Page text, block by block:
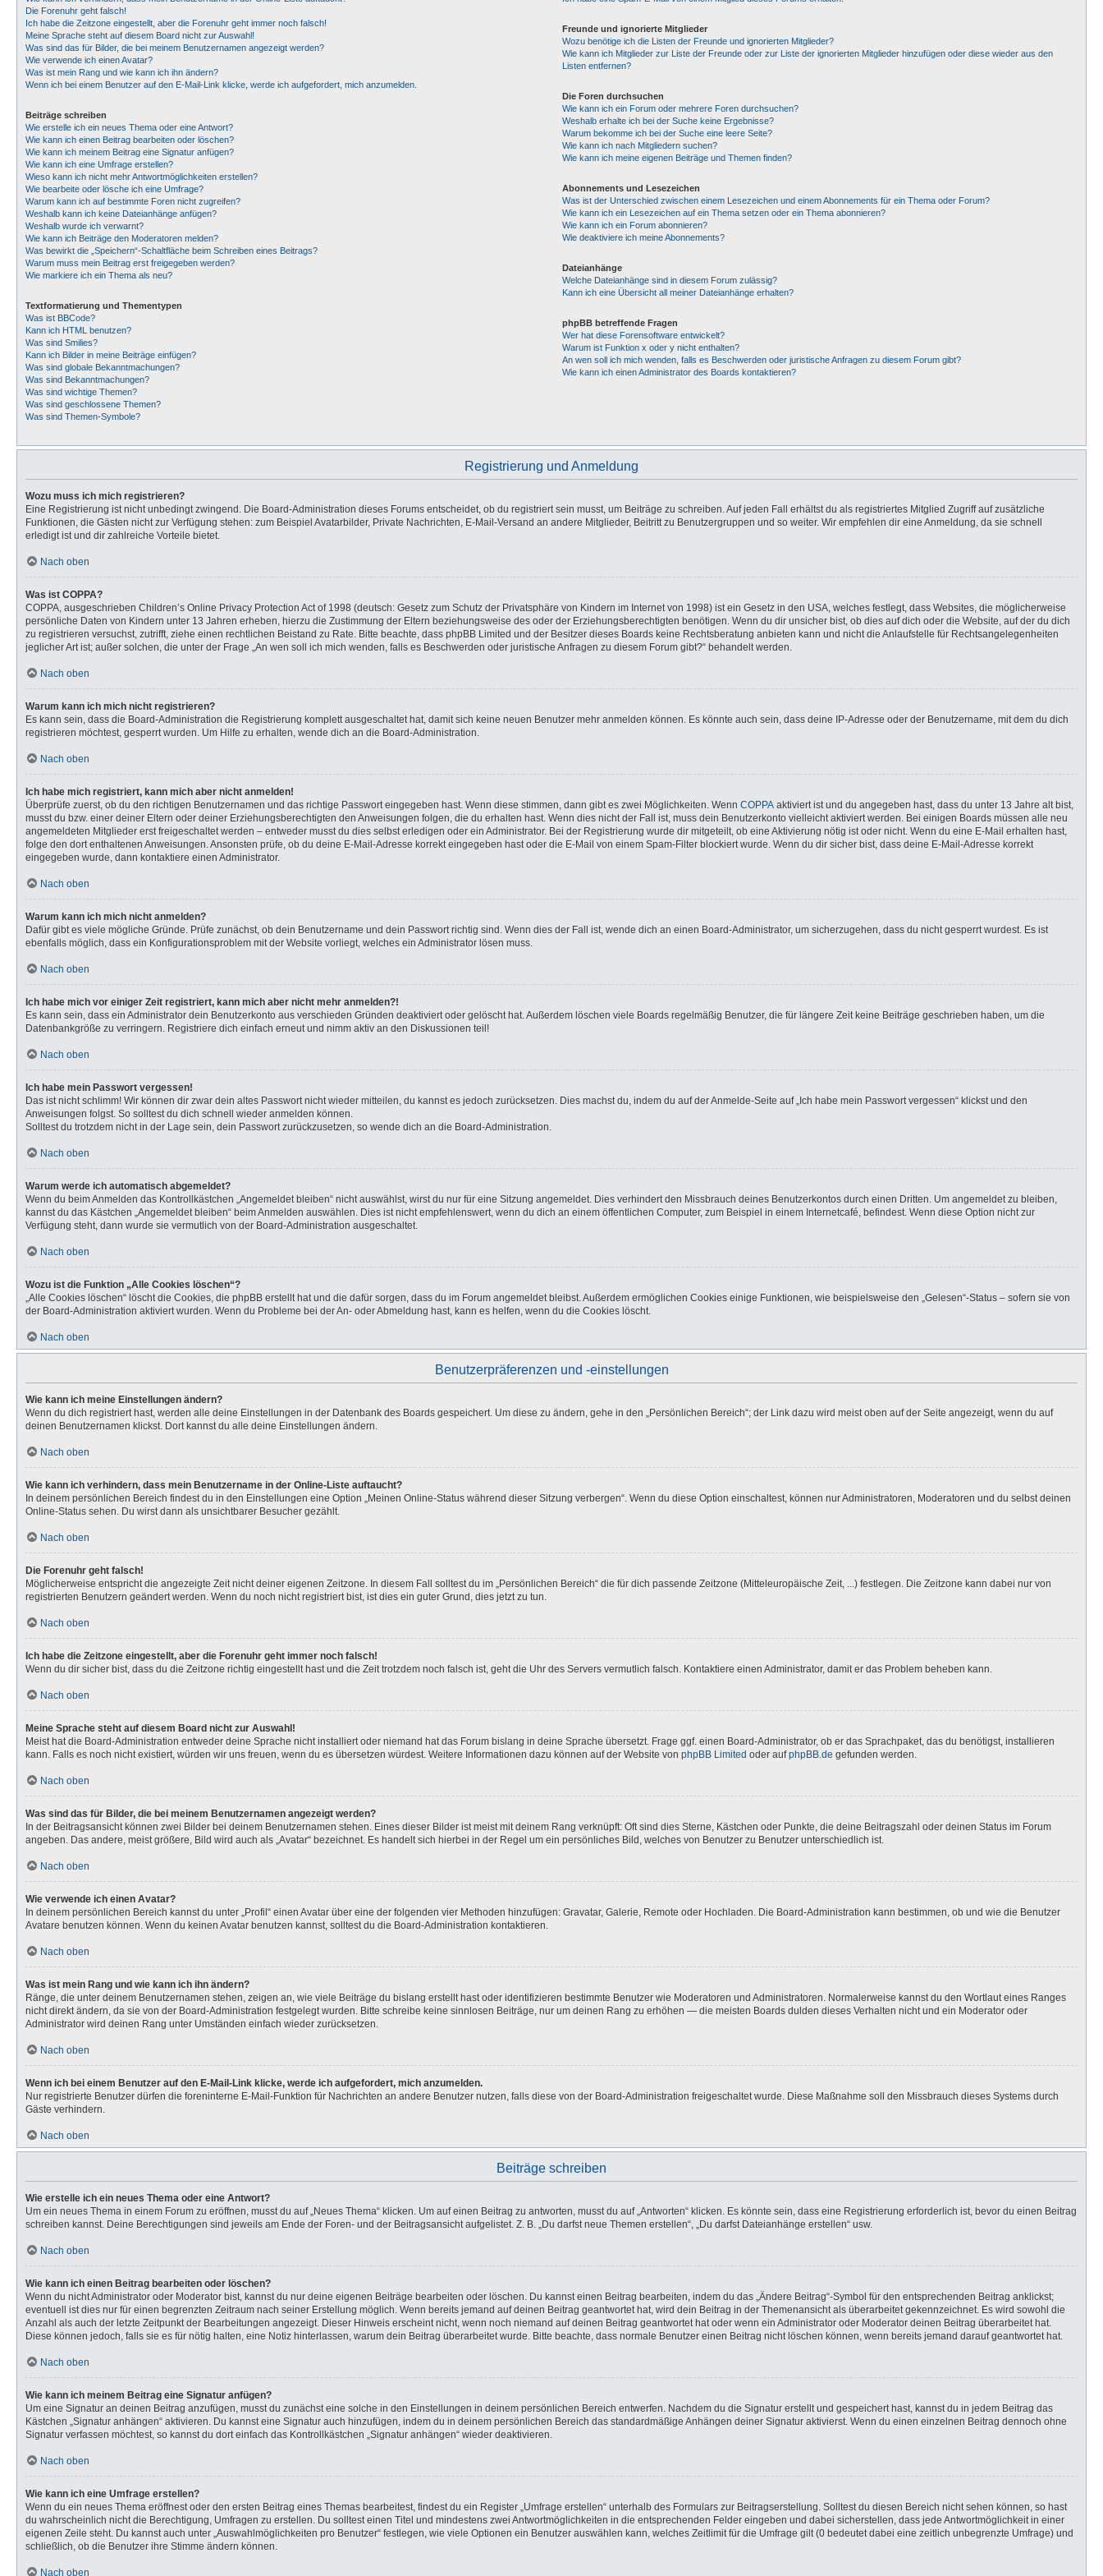
Die Forenuhr geht falsch!
Ich habe die Zeitzone eingestellt, aber die Forenuhr geht immer noch falsch!
Meine Sprache steht auf diesem Board nicht zur Auswahl!
Was sind das für Bilder, die bei meinem Benutzernamen angezeigt werden?
Wie verwende ich einen Avatar?
Was ist mein Rang und wie kann ich ihn ändern?
Wenn ich bei einem Benutzer auf den E-Mail-Link klicke, werde ich aufgefordert, mich anzumelden.
Beiträge schreiben
Wie erstelle ich ein neues Thema oder eine Antwort?
Wie kann ich einen Beitrag bearbeiten oder löschen?
Wie kann ich meinem Beitrag eine Signatur anfügen?
Wie kann ich eine Umfrage erstellen?
Wieso kann ich nicht mehr Antwortmöglichkeiten erstellen?
Wie bearbeite oder lösche ich eine Umfrage?
Warum kann ich auf bestimmte Foren nicht zugreifen?
Weshalb kann ich keine Dateianhänge anfügen?
Weshalb wurde ich verwarnt?
Wie kann ich Beiträge den Moderatoren melden?
Was bewirkt die „Speichern“-Schaltfläche beim Schreiben eines Beitrags?
Warum muss mein Beitrag erst freigegeben werden?
Wie markiere ich ein Thema als neu?
Textformatierung und Thementypen
Was ist BBCode?
Kann ich HTML benutzen?
Was sind Smilies?
Kann ich Bilder in meine Beiträge einfügen?
Was sind globale Bekanntmachungen?
Was sind Bekanntmachungen?
Was sind wichtige Themen?
Was sind geschlossene Themen?
Was sind Themen-Symbole?
Freunde und ignorierte Mitglieder
Wozu benötige ich die Listen der Freunde und ignorierten Mitglieder?
Wie kann ich Mitglieder zur Liste der Freunde oder zur Liste der ignorierten Mitglieder hinzufügen oder diese wieder aus den
Listen entfernen?
Die Foren durchsuchen
Wie kann ich ein Forum oder mehrere Foren durchsuchen?
Weshalb erhalte ich bei der Suche keine Ergebnisse?
Warum bekomme ich bei der Suche eine leere Seite?
Wie kann ich nach Mitgliedern suchen?
Wie kann ich meine eigenen Beiträge und Themen finden?
Abonnements und Lesezeichen
Was ist der Unterschied zwischen einem Lesezeichen und einem Abonnements für ein Thema oder Forum?
Wie kann ich ein Lesezeichen auf ein Thema setzen oder ein Thema abonnieren?
Wie kann ich ein Forum abonnieren?
Wie deaktiviere ich meine Abonnements?
Dateianhänge
Welche Dateianhänge sind in diesem Forum zulässig?
Kann ich eine Übersicht all meiner Dateianhänge erhalten?
phpBB betreffende Fragen
Wer hat diese Forensoftware entwickelt?
Warum ist Funktion x oder y nicht enthalten?
An wen soll ich mich wenden, falls es Beschwerden oder juristische Anfragen zu diesem Forum gibt?
Wie kann ich einen Administrator des Boards kontaktieren?
Registrierung und Anmeldung
Wozu muss ich mich registrieren?
Eine Registrierung ist nicht unbedingt zwingend. Die Board-Administration dieses Forums entscheidet, ob du registriert sein musst, um Beiträge zu schreiben. Auf jeden Fall erhältst du als registriertes Mitglied Zugriff auf zusätzliche
Funktionen, die Gästen nicht zur Verfügung stehen: zum Beispiel Avatarbilder, Private Nachrichten, E-Mail-Versand an andere Mitglieder, Beitritt zu Benutzergruppen und so weiter. Wir empfehlen dir eine Anmeldung, da sie schnell
erledigt ist und dir zahlreiche Vorteile bietet.
Nach oben
Was ist COPPA?
COPPA, ausgeschrieben Children’s Online Privacy Protection Act of 1998 (deutsch: Gesetz zum Schutz der Privatsphäre von Kindern im Internet von 1998) ist ein Gesetz in den USA, welches festlegt, dass Websites, die möglicherweise
persönliche Daten von Kindern unter 13 Jahren erheben, hierzu die Zustimmung der Eltern beziehungsweise des oder der Erziehungsberechtigten benötigen. Wenn du dir unsicher bist, ob dies auf dich oder die Website, auf der du dich
zu registrieren versuchst, zutrifft, ziehe einen rechtlichen Beistand zu Rate. Bitte beachte, dass phpBB Limited und der Besitzer dieses Boards keine Rechtsberatung anbieten kann und nicht die Anlaufstelle für Rechtsangelegenheiten
jeglicher Art ist; außer solchen, die unter der Frage „An wen soll ich mich wenden, falls es Beschwerden oder juristische Anfragen zu diesem Forum gibt?“ behandelt werden.
Nach oben
Warum kann ich mich nicht registrieren?
Es kann sein, dass die Board-Administration die Registrierung komplett ausgeschaltet hat, damit sich keine neuen Benutzer mehr anmelden können. Es könnte auch sein, dass deine IP-Adresse oder der Benutzername, mit dem du dich
registrieren möchtest, gesperrt wurden. Um Hilfe zu erhalten, wende dich an die Board-Administration.
Nach oben
Ich habe mich registriert, kann mich aber nicht anmelden!
Überprüfe zuerst, ob du den richtigen Benutzernamen und das richtige Passwort eingegeben hast. Wenn diese stimmen, dann gibt es zwei Möglichkeiten. Wenn COPPA aktiviert ist und du angegeben hast, dass du unter 13 Jahre alt bist,
musst du bzw. einer deiner Eltern oder deiner Erziehungsberechtigten den Anweisungen folgen, die du erhalten hast. Wenn dies nicht der Fall ist, muss dein Benutzerkonto vielleicht aktiviert werden. Bei einigen Boards müssen alle neu
angemeldeten Mitglieder erst freigeschaltet werden – entweder musst du dies selbst erledigen oder ein Administrator. Bei der Registrierung wurde dir mitgeteilt, ob eine Aktivierung nötig ist oder nicht. Wenn du eine E-Mail erhalten hast,
folge den dort enthaltenen Anweisungen. Ansonsten prüfe, ob du deine E-Mail-Adresse korrekt eingegeben hast oder die E-Mail von einem Spam-Filter blockiert wurde. Wenn du dir sicher bist, dass deine E-Mail-Adresse korrekt
eingegeben wurde, dann kontaktiere einen Administrator.
Nach oben
Warum kann ich mich nicht anmelden?
Dafür gibt es viele mögliche Gründe. Prüfe zunächst, ob dein Benutzername und dein Passwort richtig sind. Wenn dies der Fall ist, wende dich an einen Board-Administrator, um sicherzugehen, dass du nicht gesperrt wurdest. Es ist
ebenfalls möglich, dass ein Konfigurationsproblem mit der Website vorliegt, welches ein Administrator lösen muss.
Nach oben
Ich habe mich vor einiger Zeit registriert, kann mich aber nicht mehr anmelden?!
Es kann sein, dass ein Administrator dein Benutzerkonto aus verschieden Gründen deaktiviert oder gelöscht hat. Außerdem löschen viele Boards regelmäßig Benutzer, die für längere Zeit keine Beiträge geschrieben haben, um die
Datenbankgröße zu verringern. Registriere dich einfach erneut und nimm aktiv an den Diskussionen teil!
Nach oben
Ich habe mein Passwort vergessen!
Das ist nicht schlimm! Wir können dir zwar dein altes Passwort nicht wieder mitteilen, du kannst es jedoch zurücksetzen. Dies machst du, indem du auf der Anmelde-Seite auf „Ich habe mein Passwort vergessen“ klickst und den
Anweisungen folgst. So solltest du dich schnell wieder anmelden können.
Solltest du trotzdem nicht in der Lage sein, dein Passwort zurückzusetzen, so wende dich an die Board-Administration.
Nach oben
Warum werde ich automatisch abgemeldet?
Wenn du beim Anmelden das Kontrollkästchen „Angemeldet bleiben“ nicht auswählst, wirst du nur für eine Sitzung angemeldet. Dies verhindert den Missbrauch deines Benutzerkontos durch einen Dritten. Um angemeldet zu bleiben,
kannst du das Kästchen „Angemeldet bleiben“ beim Anmelden auswählen. Dies ist nicht empfehlenswert, wenn du dich an einem öffentlichen Computer, zum Beispiel in einem Internetcafé, befindest. Wenn diese Option nicht zur
Verfügung steht, dann wurde sie vermutlich von der Board-Administration ausgeschaltet.
Nach oben
Wozu ist die Funktion „Alle Cookies löschen“?
„Alle Cookies löschen“ löscht die Cookies, die phpBB erstellt hat und die dafür sorgen, dass du im Forum angemeldet bleibst. Außerdem ermöglichen Cookies einige Funktionen, wie beispielsweise den „Gelesen“-Status – sofern sie von
der Board-Administration aktiviert wurden. Wenn du Probleme bei der An- oder Abmeldung hast, kann es helfen, wenn du die Cookies löscht.
Nach oben
Benutzerpräferenzen und -einstellungen
Wie kann ich meine Einstellungen ändern?
Wenn du dich registriert hast, werden alle deine Einstellungen in der Datenbank des Boards gespeichert. Um diese zu ändern, gehe in den „Persönlichen Bereich“; der Link dazu wird meist oben auf der Seite angezeigt, wenn du auf
deinen Benutzernamen klickst. Dort kannst du alle deine Einstellungen ändern.
Nach oben
Wie kann ich verhindern, dass mein Benutzername in der Online-Liste auftaucht?
In deinem persönlichen Bereich findest du in den Einstellungen eine Option „Meinen Online-Status während dieser Sitzung verbergen“. Wenn du diese Option einschaltest, können nur Administratoren, Moderatoren und du selbst deinen
Online-Status sehen. Du wirst dann als unsichtbarer Besucher gezählt.
Nach oben
Die Forenuhr geht falsch!
Möglicherweise entspricht die angezeigte Zeit nicht deiner eigenen Zeitzone. In diesem Fall solltest du im „Persönlichen Bereich“ die für dich passende Zeitzone (Mitteleuropäische Zeit, ...) festlegen. Die Zeitzone kann dabei nur von
registrierten Benutzern geändert werden. Wenn du noch nicht registriert bist, ist dies ein guter Grund, dies jetzt zu tun.
Nach oben
Ich habe die Zeitzone eingestellt, aber die Forenuhr geht immer noch falsch!
Wenn du dir sicher bist, dass du die Zeitzone richtig eingestellt hast und die Zeit trotzdem noch falsch ist, geht die Uhr des Servers vermutlich falsch. Kontaktiere einen Administrator, damit er das Problem beheben kann.
Nach oben
Meine Sprache steht auf diesem Board nicht zur Auswahl!
Meist hat die Board-Administration entweder deine Sprache nicht installiert oder niemand hat das Forum bislang in deine Sprache übersetzt. Frage ggf. einen Board-Administrator, ob er das Sprachpaket, das du benötigst, installieren
kann. Falls es noch nicht existiert, würden wir uns freuen, wenn du es übersetzen würdest. Weitere Informationen dazu können auf der Website von phpBB Limited oder aufphpBB.de gefunden werden.
Nach oben
Was sind das für Bilder, die bei meinem Benutzernamen angezeigt werden?
In der Beitragsansicht können zwei Bilder bei deinem Benutzernamen stehen. Eines dieser Bilder ist meist mit deinem Rang verknüpft: Oft sind dies Sterne, Kästchen oder Punkte, die deine Beitragszahl oder deinen Status im Forum
angeben. Das andere, meist größere, Bild wird auch als „Avatar“ bezeichnet. Es handelt sich hierbei in der Regel um ein persönliches Bild, welches von Benutzer zu Benutzer unterschiedlich ist.
Nach oben
Wie verwende ich einen Avatar?
In deinem persönlichen Bereich kannst du unter „Profil“ einen Avatar über eine der folgenden vier Methoden hinzufügen: Gravatar, Galerie, Remote oder Hochladen. Die Board-Administration kann bestimmen, ob und wie die Benutzer
Avatare benutzen können. Wenn du keinen Avatar benutzen kannst, solltest du die Board-Administration kontaktieren.
Nach oben
Was ist mein Rang und wie kann ich ihn ändern?
Ränge, die unter deinem Benutzernamen stehen, zeigen an, wie viele Beiträge du bislang erstellt hast oder identifizieren bestimmte Benutzer wie Moderatoren und Administratoren. Normalerweise kannst du den Wortlaut eines Ranges
nicht direkt ändern, da sie von der Board-Administration festgelegt wurden. Bitte schreibe keine sinnlosen Beiträge, nur um deinen Rang zu erhöhen — die meisten Boards dulden dieses Verhalten nicht und ein Moderator oder
Administrator wird deinen Rang unter Umständen einfach wieder zurücksetzen.
Nach oben
Wenn ich bei einem Benutzer auf den E-Mail-Link klicke, werde ich aufgefordert, mich anzumelden.
Nur registrierte Benutzer dürfen die foreninterne E-Mail-Funktion für Nachrichten an andere Benutzer nutzen, falls diese von der Board-Administration freigeschaltet wurde. Diese Maßnahme soll den Missbrauch dieses Systems durch
Gäste verhindern.
Nach oben
Beiträge schreiben
Wie erstelle ich ein neues Thema oder eine Antwort?
Um ein neues Thema in einem Forum zu eröffnen, musst du auf „Neues Thema“ klicken. Um auf einen Beitrag zu antworten, musst du auf „Antworten“ klicken. Es könnte sein, dass eine Registrierung erforderlich ist, bevor du einen Beitrag
schreiben kannst. Deine Berechtigungen sind jeweils am Ende der Foren- und der Beitragsansicht aufgelistet. Z. B. „Du darfst neue Themen erstellen“, „Du darfst Dateianhänge erstellen“ usw.
Nach oben
Wie kann ich einen Beitrag bearbeiten oder löschen?
Wenn du nicht Administrator oder Moderator bist, kannst du nur deine eigenen Beiträge bearbeiten oder löschen. Du kannst einen Beitrag bearbeiten, indem du das „Ändere Beitrag“-Symbol für den entsprechenden Beitrag anklickst;
eventuell ist dies nur für einen begrenzten Zeitraum nach seiner Erstellung möglich. Wenn bereits jemand auf deinen Beitrag geantwortet hat, wird dein Beitrag in der Themenansicht als überarbeitet gekennzeichnet. Es wird sowohl die
Anzahl als auch der letzte Zeitpunkt der Bearbeitungen angezeigt. Dieser Hinweis erscheint nicht, wenn noch niemand auf deinen Beitrag geantwortet hat oder wenn ein Administrator oder Moderator deinen Beitrag überarbeitet hat.
Diese können jedoch, falls sie es für nötig halten, eine Notiz hinterlassen, warum dein Beitrag überarbeitet wurde. Bitte beachte, dass normale Benutzer einen Beitrag nicht löschen können, wenn bereits jemand darauf geantwortet hat.
Nach oben
Wie kann ich meinem Beitrag eine Signatur anfügen?
Um eine Signatur an deinen Beitrag anzufügen, musst du zunächst eine solche in den Einstellungen in deinem persönlichen Bereich entwerfen. Nachdem du die Signatur erstellt und gespeichert hast, kannst du in jedem Beitrag das
Kästchen „Signatur anhängen“ aktivieren. Du kannst eine Signatur auch hinzufügen, indem du in deinem persönlichen Bereich das standardmäßige Anhängen deiner Signatur aktivierst. Wenn du einen einzelnen Beitrag dennoch ohne
Signatur verfassen möchtest, so kannst du dort einfach das Kontrollkästchen „Signatur anhängen“ wieder deaktivieren.
Nach oben
Wie kann ich eine Umfrage erstellen?
Wenn du ein neues Thema eröffnest oder den ersten Beitrag eines Themas bearbeitest, findest du ein Register „Umfrage erstellen“ unterhalb des Formulars zur Beitragserstellung. Solltest du diesen Bereich nicht sehen können, so hast
du wahrscheinlich nicht die Berechtigung, Umfragen zu erstellen. Du solltest einen Titel und mindestens zwei Antwortmöglichkeiten in die entsprechenden Felder eingeben und dabei sicherstellen, dass jede Antwortmöglichkeit in einer
eigenen Zeile steht. Du kannst auch unter „Auswahlmöglichkeiten pro Benutzer“ festlegen, wie viele Optionen ein Benutzer auswählen kann, welches Zeitlimit für die Umfrage gilt (0 bedeutet dabei eine zeitlich unbegrenzte Umfrage) und
schließlich, ob die Benutzer ihre Stimme ändern können.
Nach oben